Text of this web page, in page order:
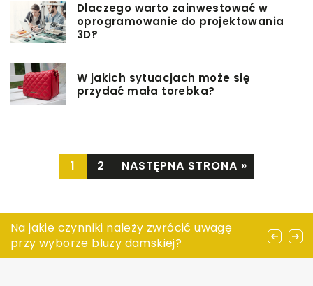
Dlaczego warto zainwestować w
oprogramowanie do projektowania
3D?
W jakich sytuacjach może się
przydać mała torebka?
1 2 NASTĘPNA STRONA »
Przenośnik łańcuchowy – do czego służy?
Na jakie czynniki należy zwrócić uwagę
przy wyborze bluzy damskiej?
Rodzaje maszyn wytrzymałościowych